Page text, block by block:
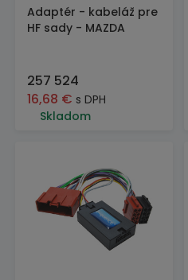
Adaptér - kabeláž pre
HF sady - MAZDA
257 524
16,68 € s DPH
Skladom